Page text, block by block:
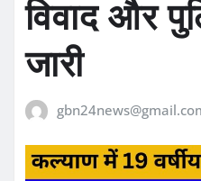
विवाद और
जारी